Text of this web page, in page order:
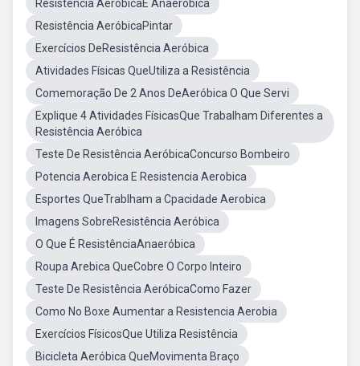
Resistência AeróbicaE Anaeróbica
Resistência AeróbicaPintar
Exercícios DeResistência Aeróbica
Atividades Físicas QueUtiliza a Resistência
Comemoração De 2 Anos DeAeróbica O Que Servi
Explique 4 Atividades FísicasQue Trabalham Diferentes a
Resistência Aeróbica
Teste De Resistência AeróbicaConcurso Bombeiro
Potencia Aerobica E Resistencia Aerobica
Esportes QueTrablham a Cpacidade Aerobica
Imagens SobreResistência Aeróbica
O Que É ResistênciaAnaeróbica
Roupa Arebica QueCobre O Corpo Inteiro
Teste De Resistência AeróbicaComo Fazer
Como No Boxe Aumentar a Resistencia Aerobia
Exercícios FísicosQue Utiliza Resistência
Bicicleta Aeróbica QueMovimenta Braço